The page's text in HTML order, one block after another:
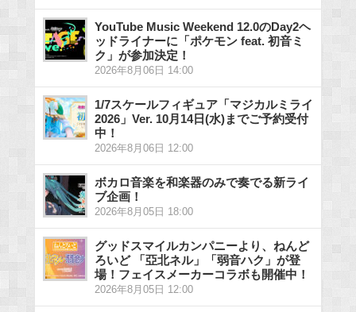
YouTube Music Weekend 12.0のDay2ヘ
ッドライナーに「ポケモン feat. 初音ミ
ク」が参加決定！
2026年8月06日 14:00
1/7スケールフィギュア「マジカルミライ
2026」Ver. 10月14日(水)までご予約受付
中！
2026年8月06日 12:00
ボカロ音楽を和楽器のみで奏でる新ライ
ブ企画！
2026年8月05日 18:00
グッドスマイルカンパニーより、ねんど
ろいど 「亞北ネル」「弱音ハク」が登
場！フェイスメーカーコラボも開催中！
2026年8月05日 12:00